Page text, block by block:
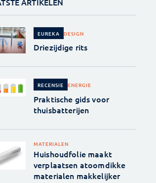
EUREKA DESIGN
Driezijdige rits
RECENSIE ENERGIE
Praktische gids voor
thuisbatterijen
MATERIALEN
Huishoudfolie maakt
verplaatsen atoomdikke
materialen makkelijker